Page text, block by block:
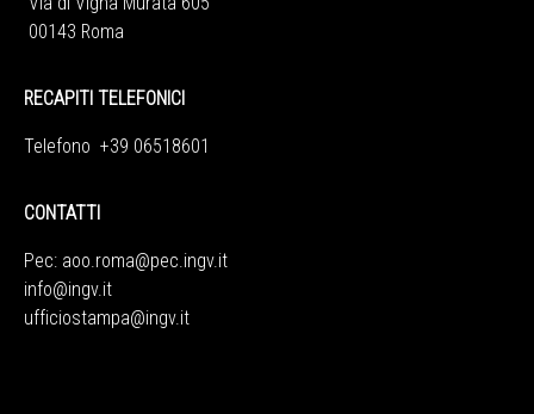
00143 Roma
RECAPITI TELEFONICI
Telefono +39 06518601
CONTATTI
Pec: aoo.roma@pec.ingv.it
info@ingv.it
ufficiostampa@ingv.it